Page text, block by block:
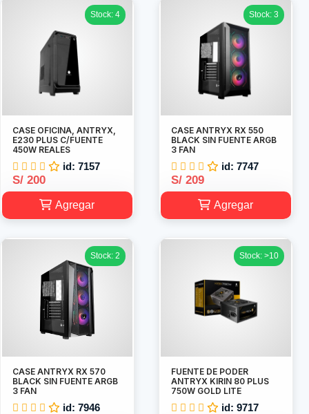
Stock: 4
CASE OFICINA, ANTRYX,
E230 PLUS C/FUENTE
450W REALES
id: 7157
S/ 200
Agregar
Stock: 3
CASE ANTRYX RX 550
BLACK SIN FUENTE ARGB
3 FAN
id: 7747
S/ 209
Agregar
Stock: 2
CASE ANTRYX RX 570
BLACK SIN FUENTE ARGB
3 FAN
id: 7946
Stock: >10
FUENTE DE PODER
ANTRYX KIRIN 80 PLUS
750W GOLD LITE
id: 9717